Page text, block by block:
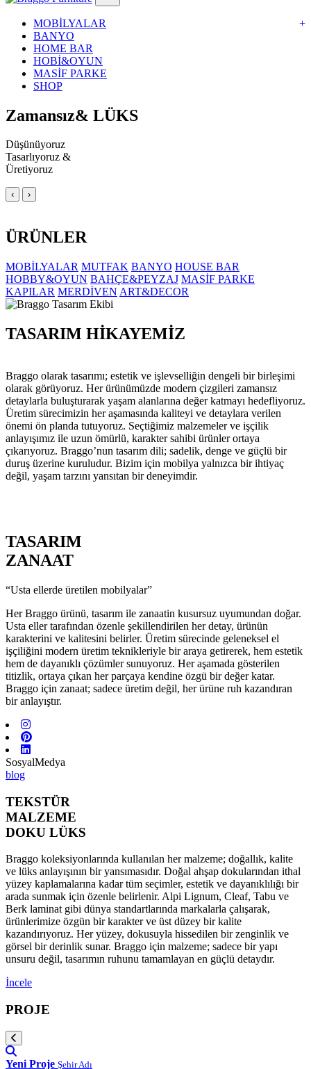
MOBİLYALAR
+
BANYO
HOME BAR
HOBİ&OYUN
MASİF PARKE
SHOP
Zamansız& LÜKS
Düşünüyoruz
Tasarlıyoruz &
Üretiyoruz
‹ ›
ÜRÜNLER
MOBİLYALAR MUTFAK BANYO HOUSE BAR
HOBBY&OYUN BAHÇE&PEYZAJ MASİF PARKE
KAPILAR MERDİVEN ART&DECOR
TASARIM HİKAYEMİZ
Braggo olarak tasarımı; estetik ve işlevselliğin dengeli bir birleşimi
olarak görüyoruz. Her ürünümüzde modern çizgileri zamansız
detaylarla buluşturarak yaşam alanlarına değer katmayı hedefliyoruz.
Üretim sürecimizin her aşamasında kaliteyi ve detaylara verilen
önemi ön planda tutuyoruz. Seçtiğimiz malzemeler ve işçilik
anlayışımız ile uzun ömürlü, karakter sahibi ürünler ortaya
çıkarıyoruz. Braggo’nun tasarım dili; sadelik, denge ve güçlü bir
duruş üzerine kuruludur. Bizim için mobilya yalnızca bir ihtiyaç
değil, yaşam tarzını yansıtan bir deneyimdir.
TASARIM
ZANAAT
“Usta ellerde üretilen mobilyalar”
Her Braggo ürünü, tasarım ile zanaatin kusursuz uyumundan doğar.
Usta eller tarafından özenle şekillendirilen her detay, ürünün
karakterini ve kalitesini belirler. Üretim sürecinde geleneksel el
işçiliğini modern üretim teknikleriyle bir araya getirerek, hem estetik
hem de dayanıklı çözümler sunuyoruz. Her aşamada gösterilen
titizlik, ortaya çıkan her parçaya kendine özgü bir değer katar.
Braggo için zanaat; sadece üretim değil, her ürüne ruh kazandıran
bir anlayıştır.
SosyalMedya
blog
TEKSTÜR
MALZEME
DOKU LÜKS
Braggo koleksiyonlarında kullanılan her malzeme; doğallık, kalite
ve lüks anlayışının bir yansımasıdır. Doğal ahşap dokularından ithal
yüzey kaplamalarına kadar tüm seçimler, estetik ve dayanıklılığı bir
arada sunmak için özenle belirlenir. Alpi Lignum, Cleaf, Tabu ve
Berk laminat gibi dünya standartlarında markalarla çalışarak,
ürünlerimize özgün bir karakter ve üst düzey bir kalite
kazandırıyoruz. Her yüzey, dokusuyla hissedilen bir zenginlik ve
görsel bir derinlik sunar. Braggo için malzeme; sadece bir yapı
unsuru değil, tasarımın ruhunu tamamlayan en güçlü detaydır.
İncele
PROJE
Yeni Proje Şehir Adı